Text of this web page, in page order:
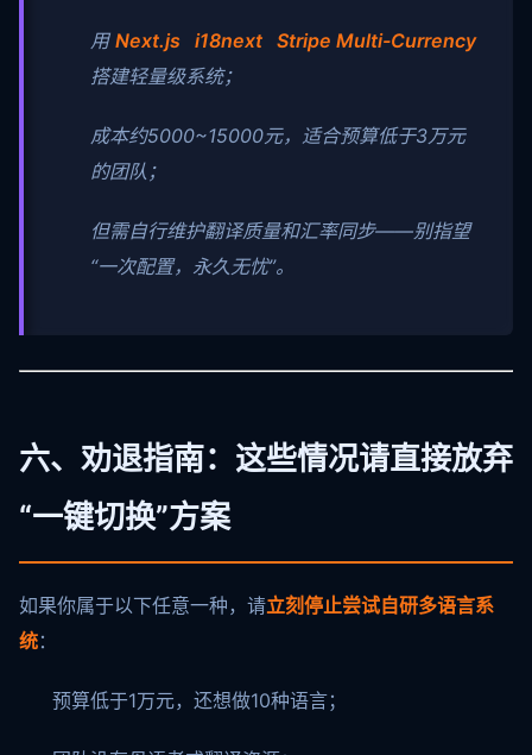
用 Next.js i18next Stripe Multi-Currency
搭建轻量级系统；
成本约5000~15000元，适合预算低于3万元
的团队；
但需自行维护翻译质量和汇率同步——别指望
“一次配置，永久无忧”。
六、劝退指南：这些情况请直接放弃
“一键切换”方案
如果你属于以下任意一种，请立刻停止尝试自研多语言系
统：
预算低于1万元，还想做10种语言；